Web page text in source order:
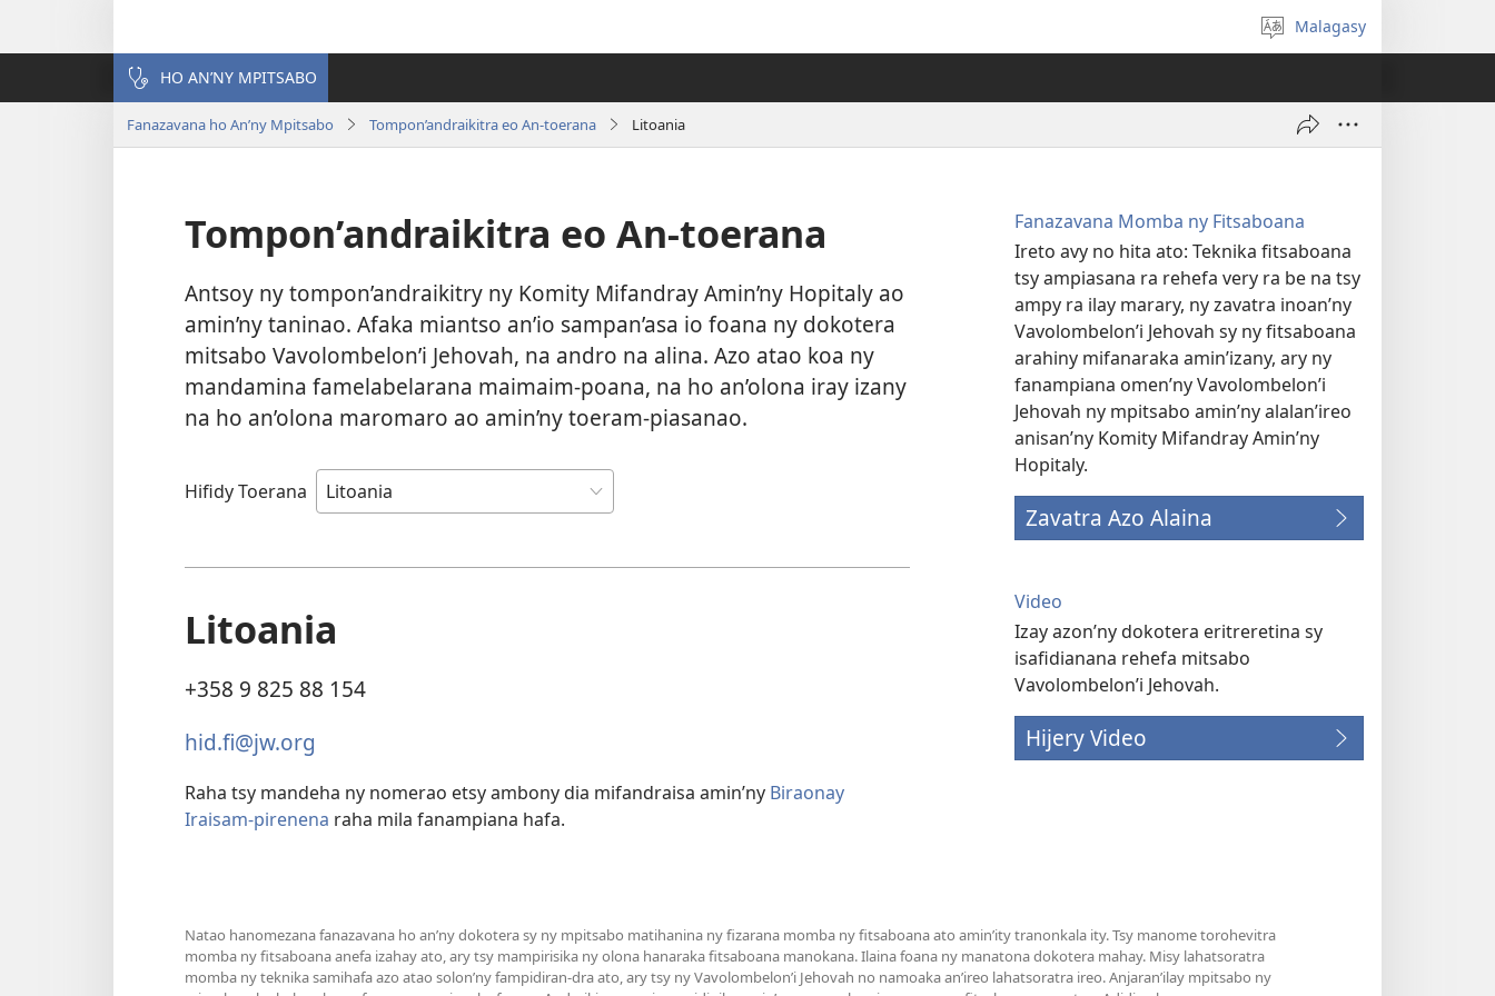
Hifidy
fiteny
Malagasy
HO AN’NY MPITSABO
Fanazavana ho An’ny Mpitsabo Tompon’andraikitra eo An-toerana Litoania
Tompon’andraikitra eo An-toerana
Antsoy ny tompon’andraikitry ny Komity Mifandray Amin’ny Hopitaly ao
amin’ny taninao. Afaka miantso an’io sampan’asa io foana ny dokotera
mitsabo Vavolombelon’i Jehovah, na andro na alina. Azo atao koa ny
mandamina famelabelarana maimaim-poana, na ho an’olona iray izany
na ho an’olona maromaro ao amin’ny toeram-piasanao.
Hifidy Toerana
Litoania
+358 9 825 88 154
hid.fi@jw.org
Raha tsy mandeha ny nomerao etsy ambony dia mifandraisa amin’ny Biraonay
Iraisam-pirenena raha mila fanampiana hafa.
Fanazavana Momba ny Fitsaboana
Ireto avy no hita ato: Teknika fitsaboana
tsy ampiasana ra rehefa very ra be na tsy
ampy ra ilay marary, ny zavatra inoan’ny
Vavolombelon’i Jehovah sy ny fitsaboana
arahiny mifanaraka amin’izany, ary ny
fanampiana omen’ny Vavolombelon’i
Jehovah ny mpitsabo amin’ny alalan’ireo
anisan’ny Komity Mifandray Amin’ny
Hopitaly.
Zavatra Azo Alaina
Video
Izay azon’ny dokotera eritreretina sy
isafidianana rehefa mitsabo
Vavolombelon’i Jehovah.
Hijery Video
Natao hanomezana fanazavana ho an’ny dokotera sy ny mpitsabo matihanina ny fizarana momba ny fitsaboana ato amin’ity tranonkala ity. Tsy manome torohevitra
momba ny fitsaboana anefa izahay ato, ary tsy mampirisika ny olona hanaraka fitsaboana manokana. Ilaina foana ny manatona dokotera mahay. Misy lahatsoratra
momba ny teknika samihafa azo atao solon’ny fampidiran-dra ato, ary tsy ny Vavolombelon’i Jehovah no namoaka an’ireo lahatsoratra ireo. Anjaran’ilay mpitsabo ny